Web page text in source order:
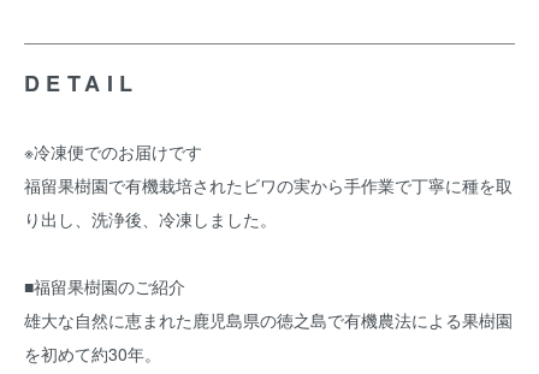
DETAIL
※冷凍便でのお届けです
福留果樹園で有機栽培されたビワの実から手作業で丁寧に種を取
り出し、洗浄後、冷凍しました。
■福留果樹園のご紹介
雄大な自然に恵まれた鹿児島県の徳之島で有機農法による果樹園
を初めて約30年。